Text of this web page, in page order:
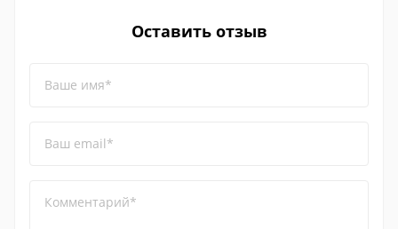
Оставить отзыв
Ваше имя*
Ваш email*
Комментарий*